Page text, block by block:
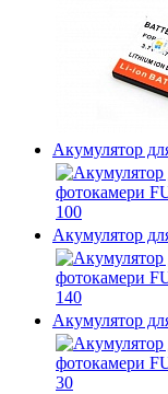
Акумулятор
Акумулятор
Акумулятор